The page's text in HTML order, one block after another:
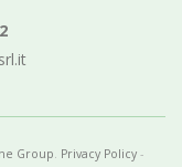
Group. Privacy Policy-